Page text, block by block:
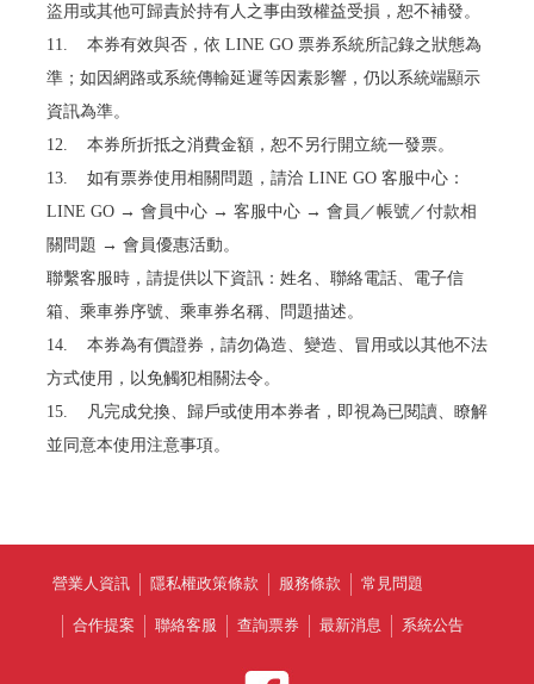
盜用或其他可歸責於持有人之事由致權益受損，恕不補發。
11. 本券有效與否，依 LINE GO 票券系統所記錄之狀態為
準；如因網路或系統傳輸延遲等因素影響，仍以系統端顯示
資訊為準。
12. 本券所折抵之消費金額，恕不另行開立統一發票。
13. 如有票券使用相關問題，請洽 LINE GO 客服中心：
LINE GO → 會員中心 → 客服中心 → 會員／帳號／付款相
關問題 → 會員優惠活動。
聯繫客服時，請提供以下資訊：姓名、聯絡電話、電子信
箱、乘車券序號、乘車券名稱、問題描述。
14. 本券為有價證券，請勿偽造、變造、冒用或以其他不法
方式使用，以免觸犯相關法令。
15. 凡完成兌換、歸戶或使用本券者，即視為已閱讀、瞭解
並同意本使用注意事項。
營業人資訊 隱私權政策條款 服務條款 常見問題
合作提案 聯絡客服 查詢票券 最新消息 系統公告